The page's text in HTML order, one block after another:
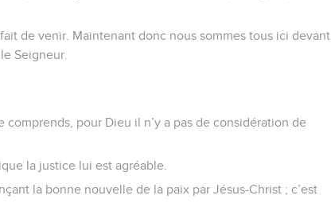
de venir. Maintenant donc nous sommes tous ici devant
Seigneur.
pour Dieu il n’y a pas de considération de
la justice lui est agréable.
la bonne nouvelle de la paix par Jésus-Christ ; c’est